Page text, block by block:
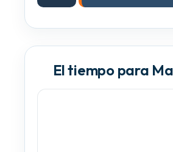
El tiempo para